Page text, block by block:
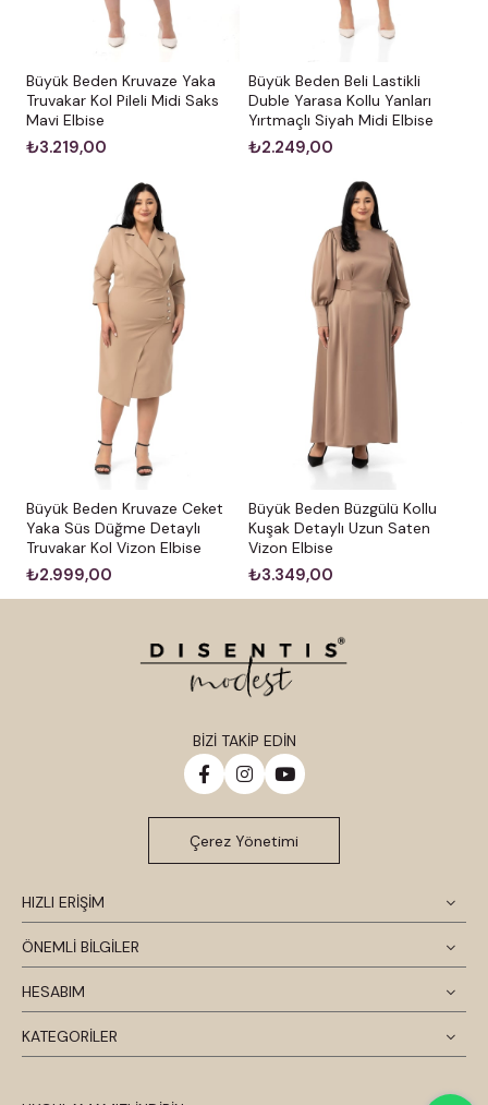
Büyük Beden Kruvaze Yaka
Truvakar Kol Pileli Midi Saks
Mavi Elbise
₺3.219,00
Büyük Beden Beli Lastikli
Duble Yarasa Kollu Yanları
Yırtmaçlı Siyah Midi Elbise
₺2.249,00
Büyük Beden Kruvaze Ceket
Yaka Süs Düğme Detaylı
Truvakar Kol Vizon Elbise
₺2.999,00
Büyük Beden Büzgülü Kollu
Kuşak Detaylı Uzun Saten
Vizon Elbise
₺3.349,00
HIZLI ERİŞİM
ÖNEMLİ BİLGİLER
HESABIM
KATEGORİLER
BİZİ TAKİP EDİN
Çerez Yönetimi